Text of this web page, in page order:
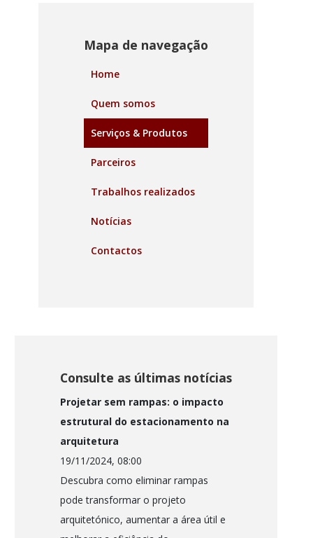
Mapa de navegação
Home
Quem somos
Serviços & Produtos
Parceiros
Trabalhos realizados
Notícias
Contactos
Consulte as últimas notícias
Projetar sem rampas: o impacto
estrutural do estacionamento na
arquitetura
19/11/2024, 08:00
Descubra como eliminar rampas
pode transformar o projeto
arquitetónico, aumentar a área útil e